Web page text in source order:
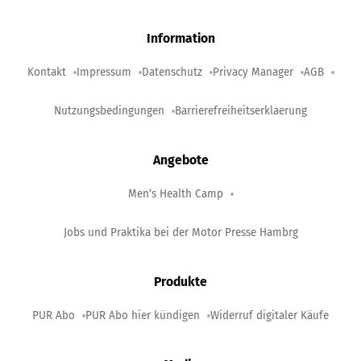
Information
Kontakt Impressum Datenschutz Privacy Manager AGB
Nutzungsbedingungen Barrierefreiheitserklaerung
Angebote
Men‘s Health Camp
Jobs und Praktika bei der Motor Presse Hambrg
Produkte
PUR Abo PUR Abo hier kündigen Widerruf digitaler Käufe